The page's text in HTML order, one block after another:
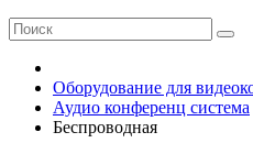
Оборудование для
Аудио конференц система
Беспроводная